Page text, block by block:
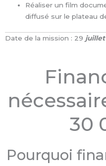
Réaliser un film
diffusé sur le plateau
Date de la mission : 29 juillet
30
Pourquoi